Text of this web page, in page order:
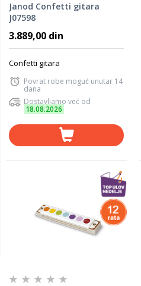
Janod Confetti gitara
J07598
3.889,00 din
Confetti gitara
Povrat robe moguć unutar 14
dana
Dostavljamo već od
18.08.2026